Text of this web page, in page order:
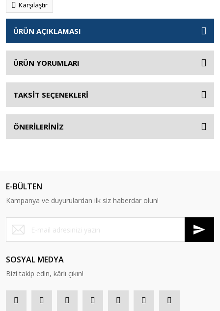
Karşılaştır
ÜRÜN AÇIKLAMASI
ÜRÜN YORUMLARI
TAKSİT SEÇENEKLERİ
ÖNERİLERİNİZ
E-BÜLTEN
Kampanya ve duyurulardan ilk siz haberdar olun!
SOSYAL MEDYA
Bizi takip edin, kârlı çıkın!